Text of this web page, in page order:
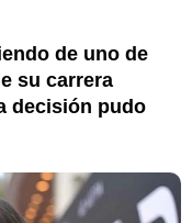
de uno de
su carrera
decisión pudo